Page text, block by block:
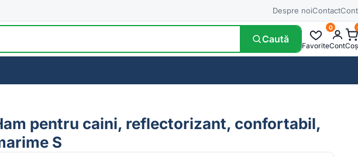
Despre noiContactCont
Caută
Favorite
0
ContCoș
pentru caini, reflectorizant, confortabil,
S